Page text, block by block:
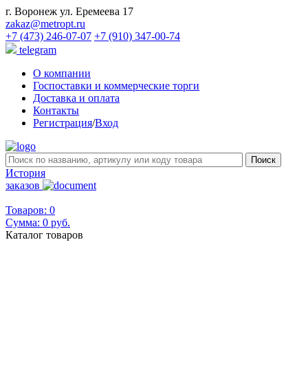
г. Воронеж ул. Еремеева 17
zakaz@metropt.ru
+7 (473) 246-07-07 +7 (910) 347-00-74
telegram
О компании
Госпоставки и коммерческие торги
Доставка и оплата
Контакты
Регистрация/Вход
История
заказов
Товаров: 0
Сумма: 0 руб.
Каталог товаров